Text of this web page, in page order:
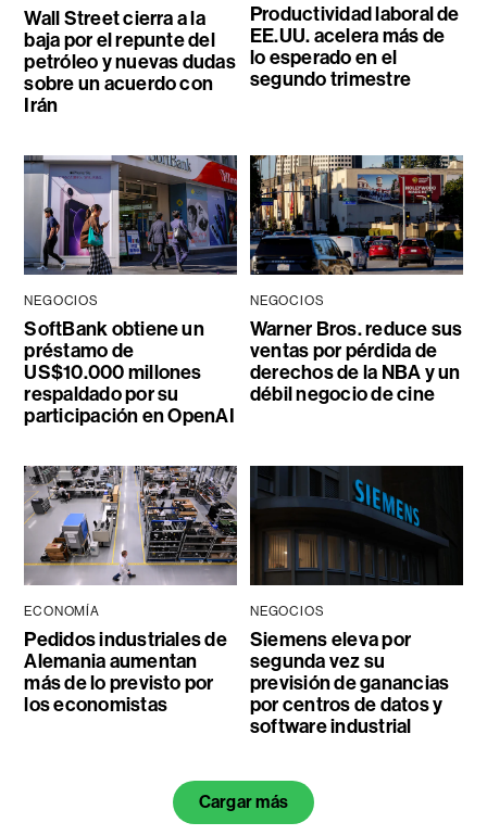
Wall Street cierra a la
baja por el repunte del
petróleo y nuevas dudas
sobre un acuerdo con
Irán
Productividad laboral de
EE.UU. acelera más de
lo esperado en el
segundo trimestre
NEGOCIOS
SoftBank obtiene un
préstamo de
US$10.000 millones
respaldado por su
participación en OpenAI
NEGOCIOS
Warner Bros. reduce sus
ventas por pérdida de
derechos de la NBA y un
débil negocio de cine
ECONOMÍA
Pedidos industriales de
Alemania aumentan
más de lo previsto por
los economistas
NEGOCIOS
Siemens eleva por
segunda vez su
previsión de ganancias
por centros de datos y
software industrial
Cargar más